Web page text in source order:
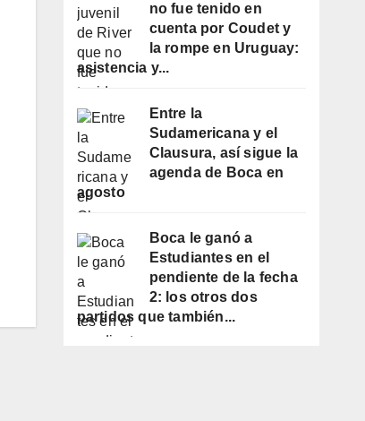
no fue tenido en
cuenta por Coudet y
la rompe en Uruguay:
asistencia y...
Entre la
Sudamericana y el
Clausura, así sigue la
agenda de Boca en
agosto
Boca le ganó a
Estudiantes en el
pendiente de la fecha
2: los otros dos
partidos que también...